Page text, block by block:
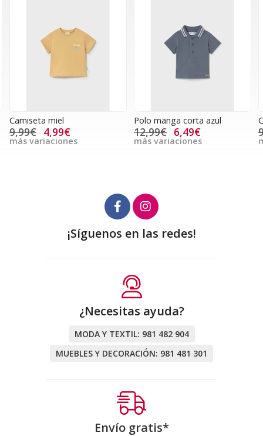
Camiseta miel
9,99€ 4,99€
más variaciones
Polo manga corta azul
12,99€ 6,49€
más variaciones
¡Síguenos en las redes!
¿Necesitas ayuda?
MODA Y TEXTIL: 981 482 904
MUEBLES Y DECORACIÓN: 981 481 301
Envío gratis*